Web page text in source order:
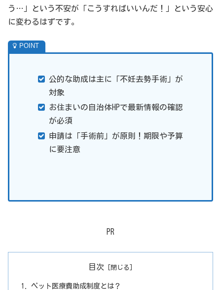
う…」という不安が「こうすればいいんだ！」という安心
に変わるはずです。
公的な助成は主に「不妊去勢手術」が
対象
お住まいの自治体HPで最新情報の確認
が必須
申請は「手術前」が原則！期限や予算
に要注意
PR
目次
ペット医療費助成制度とは？